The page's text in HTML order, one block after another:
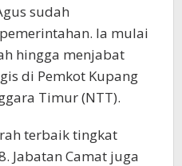
sudah
Ia mulai
hingga menjabat
di Pemkot Kupang
Timur (NTT).
terbaik tingkat
Jabatan Camat juga